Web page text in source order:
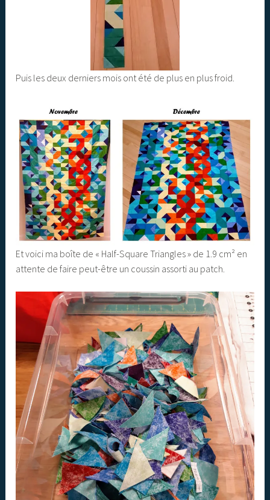
Puis les deux derniers mois ont été de plus en plus froid.
Et voici ma boîte de « Half-Square Triangles » de 1.9 cm² en
attente de faire peut-être un coussin assorti au patch.